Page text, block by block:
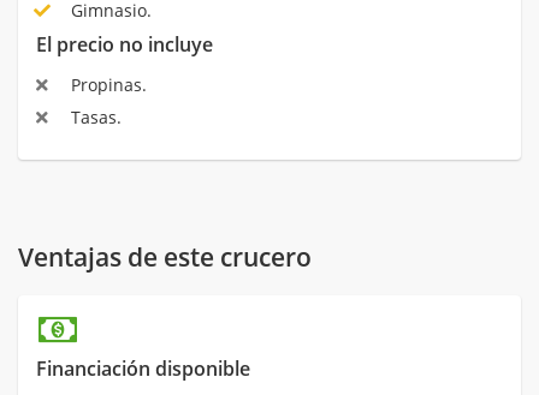
Gimnasio.
El precio no incluye
Propinas.
Tasas.
Ventajas de este crucero
Financiación disponible